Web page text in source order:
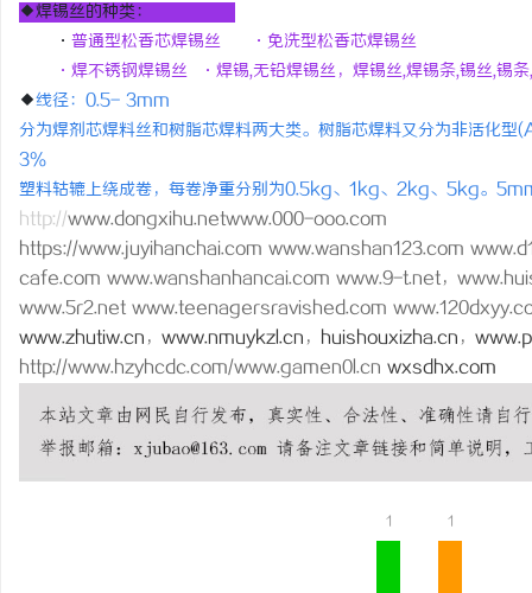
◆焊锡丝的种类：
· 普通型松香芯焊锡丝 ·免洗型松香芯焊锡丝
·焊不锈钢焊锡丝 ·焊锡,无铅焊锡丝，焊锡丝,焊锡条,锡丝,锡
◆线径：0.5- 3mm
分为焊剂芯焊料丝和树脂芯焊料两大类。树脂芯焊料又分为非活化
3％
塑料轱辘上绕成卷，每卷净重分别为0.5kg、1kg、2kg、5kg。
http://www.dongxihu.netwww.000-ooo.com
https://www.juyihanchai.com www.wanshan123.com
cafe.com www.wanshanhancai.com www.9-t.net，
www.5r2.net www.teenagersravished.com
www.zhutiw.cn ， www.nmuykzl.cn ， huishouxizha.cn ，
http://www.hzyhcdc.com/www.gamen0l.cn wxsdhx.com
1 1